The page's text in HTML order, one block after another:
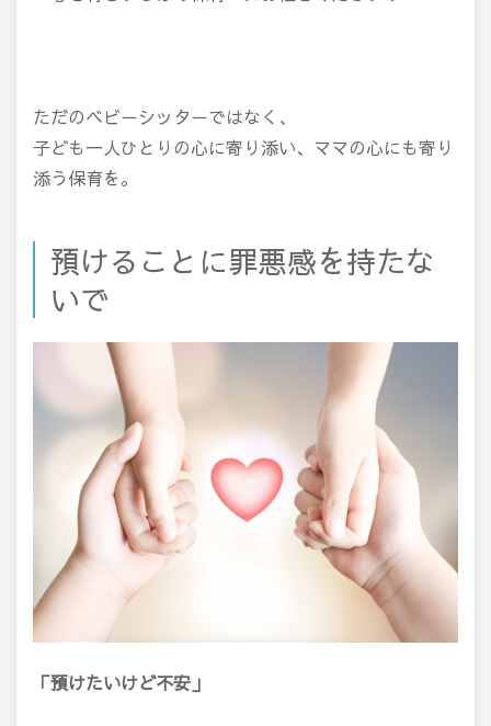
ただのベビーシッターではなく、
子ども一人ひとりの心に寄り添い、ママの心にも寄り
添う保育を。
預けることに罪悪感を持たな
いで
「預けたいけど不安」